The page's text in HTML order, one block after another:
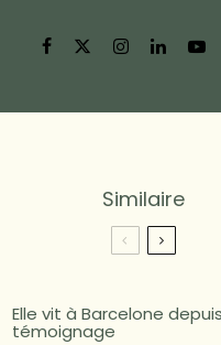
Similaire
Elle vit à Barcelone
témoignage